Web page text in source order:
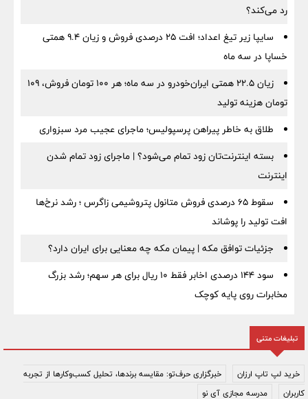
رد می‌کند؟
سایپا زیر تیغ اعداد؛ افت ۲۵ درصدی فروش و زیان ۹.۴ همتی
خساپا در سه ماه
زیان ۲۲.۵ همتی ایران‌خودرو در سه ماه؛ هر ۱۰۰ تومان فروش، ۱۰۹
تومان هزینه تولید
طلاق به خاطر پیراهن پرسپولیس؛ ماجرای عجیب مرد سبزواری
بسته اینترنت‌تان زود تمام می‌شود؟ | ماجرای زود تمام شدن
اینترنت
سقوط ۶۵ درصدی فروش متانول پتروشیمی زاگرس ؛ رشد نرخ‌ها
افت تولید را پوشاند
جزئیات توافق مکه | پیمان مکه چه معنایی برای ایران دارد؟
سود ۱۴۴ درصدی اخابر فقط ۱۰ ریال برای هر سهم؛ رشد بزرگ
مخابرات روی پایه کوچک
تبلیغات متنی
خرید لپ تاپ ارزان
خبرگزاری حرف‌تو: مقایسه برندها، تحلیل کسب‌وکارها از تجربه
کاربران
مدرسه مجازی آی نو